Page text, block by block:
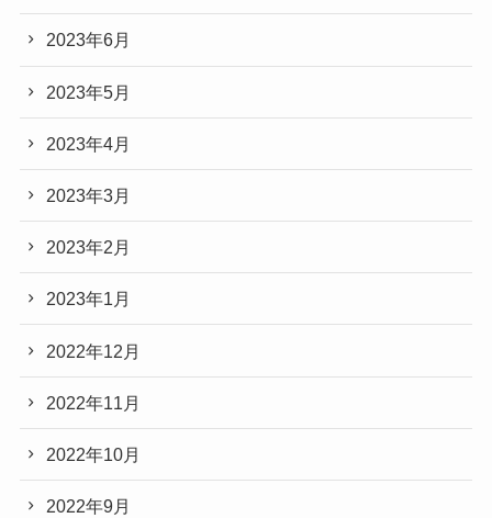
2023年6月
2023年5月
2023年4月
2023年3月
2023年2月
2023年1月
2022年12月
2022年11月
2022年10月
2022年9月